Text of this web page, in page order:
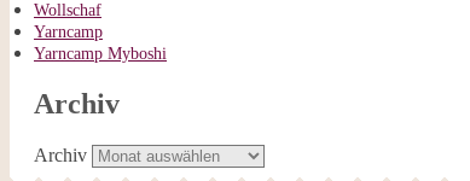
Wollschaf
Yarncamp
Yarncamp Myboshi
Archiv
Archiv